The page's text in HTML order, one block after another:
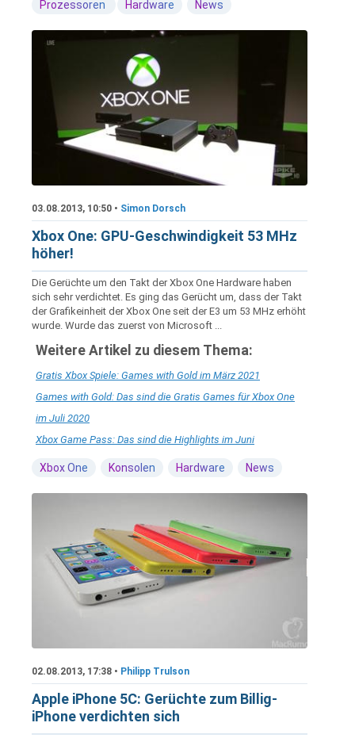
Prozessoren Hardware News
03.08.2013, 10:50 • Simon Dorsch
Xbox One: GPU-Geschwindigkeit 53 MHz
höher!
Die Gerüchte um den Takt der Xbox One Hardware haben
sich sehr verdichtet. Es ging das Gerücht um, dass der Takt
der Grafikeinheit der Xbox One seit der E3 um 53 MHz erhöht
wurde. Wurde das zuerst von Microsoft ...
Weitere Artikel zu diesem Thema:
Gratis Xbox Spiele: Games with Gold im März 2021
Games with Gold: Das sind die Gratis Games für Xbox One
im Juli 2020
Xbox Game Pass: Das sind die Highlights im Juni
Xbox One Konsolen Hardware News
02.08.2013, 17:38 • Philipp Trulson
Apple iPhone 5C: Gerüchte zum Billig-
iPhone verdichten sich